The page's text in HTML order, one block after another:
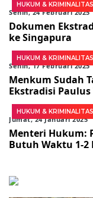
HUKUM & KRIMINALITAS
Senin, 24 Februari 2025
Dokumen
ke Singapura
HUKUM & KRIMINALITAS
Senin, 17 Februari 2025
Menkum Sudah
Ekstradisi Paulus
HUKUM & KRIMINALITAS
Jumat, 24 Januari 2025
Menteri Hukum:
Butuh Waktu 1-2